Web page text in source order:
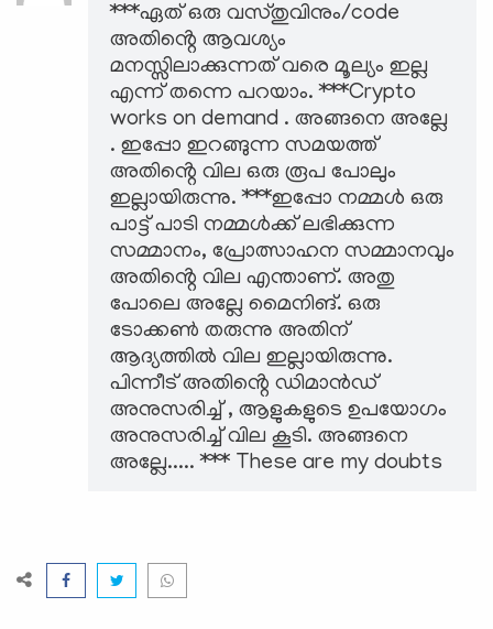
***ഏത് ഒരു വസ്തുവിനും/code
അതിൻ്റെ ആവശ്യം
മനസ്സിലാക്കുന്നത് വരെ മൂല്യം ഇല്ല
എന്ന് തന്നെ പറയാം. ***Crypto
works on demand . അങ്ങനെ അല്ലേ
. ഇപ്പോ ഇറങ്ങുന്ന സമയത്ത്
അതിൻ്റെ വില ഒരു രൂപ പോലും
ഇല്ലായിരുന്നു. ***ഇപ്പോ നമ്മൾ ഒരു
പാട്ട് പാടി നമ്മൾക്ക് ലഭിക്കുന്ന
സമ്മാനം, പ്രോത്സാഹന സമ്മാനവും
അതിൻ്റെ വില എന്താണ്. അതു
പോലെ അല്ലേ മൈനിങ്. ഒരു
ടോക്കൺ തരുന്നു അതിന്
ആദ്യത്തിൽ വില ഇല്ലായിരുന്നു.
പിന്നീട് അതിൻ്റെ ഡിമാൻഡ്
അനുസരിച്ച് , ആളുകളുടെ ഉപയോഗം
അനുസരിച്ച് വില കൂടി. അങ്ങനെ
അല്ലേ..... *** These are my doubts